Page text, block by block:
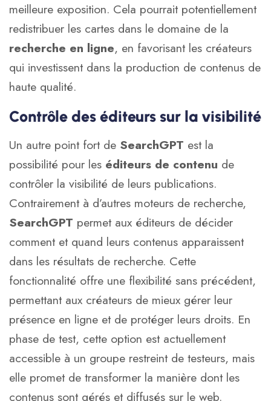
meilleure exposition. Cela pourrait potentiellement
redistribuer les cartes dans le domaine de la
recherche en ligne, en favorisant les créateurs
qui investissent dans la production de contenus de
haute qualité.
Contrôle des éditeurs sur la visibilité
Un autre point fort de SearchGPT est la
possibilité pour les éditeurs de contenu de
contrôler la visibilité de leurs publications.
Contrairement à d’autres moteurs de recherche,
SearchGPT permet aux éditeurs de décider
comment et quand leurs contenus apparaissent
dans les résultats de recherche. Cette
fonctionnalité offre une flexibilité sans précédent,
permettant aux créateurs de mieux gérer leur
présence en ligne et de protéger leurs droits. En
phase de test, cette option est actuellement
accessible à un groupe restreint de testeurs, mais
elle promet de transformer la manière dont les
contenus sont gérés et diffusés sur le web.